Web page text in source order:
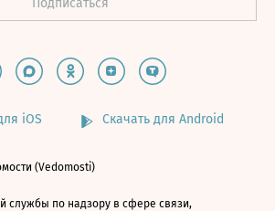
iOS Скачать для Android
(Vedomosti)
службы по надзору в сфере связи,